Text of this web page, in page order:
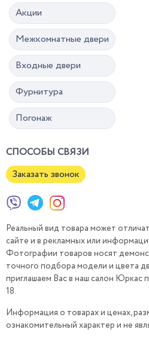
Акции
Межкомнатные двери
Входные двери
Фурнитура
Погонаж
СПОСОБЫ СВЯЗИ
Заказать звонок
Реальный вид товара может
сайте и в рекламных или
Фотографии товаров носят
точного подбора модели и цвета
приглашаем Вас в наш салон Юркас
18.
Информация о товарах и ценах,
ознакомительный характер и не